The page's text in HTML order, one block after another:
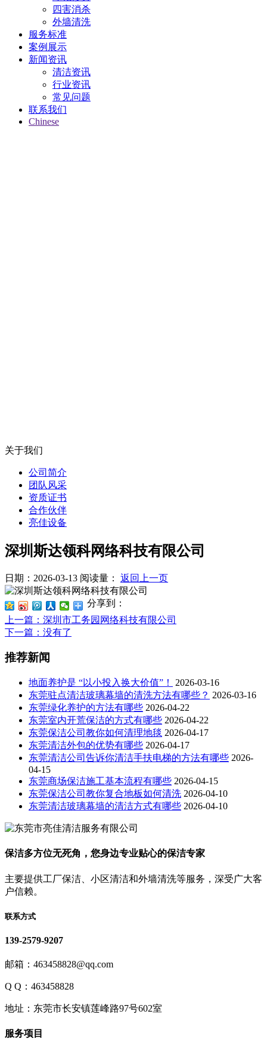
四害消杀
外墙清洗
服务标准
案例展示
新闻资讯
清洁资讯
行业资讯
常见问题
联系我们
Chinese
关于我们
公司简介
团队风采
资质证书
合作伙伴
亮佳设备
深圳斯达领科网络科技有限公司
日期：2026-03-13 阅读量： 返回上一页
分享到：
上一篇 ：深圳市工务园网络科技有限公司
下一篇 ：没有了
推荐新闻
地面养护是 “以小投入换大价值”！
2026-03-16
东莞驻点清洁玻璃幕墙的清洗方法有哪些？ 2026-03-16
东莞绿化养护的方法有哪些 2026-04-22
东莞室内开荒保洁的方式有哪些 2026-04-22
东莞保洁公司教你如何清理地毯 2026-04-17
东莞清洁外包的优势有哪些 2026-04-17
东莞清洁公司告诉你清洁手扶电梯的方法有哪些 2026-
04-15
东莞商场保洁施工基本流程有哪些 2026-04-15
东莞保洁公司教你复合地板如何清洗 2026-04-10
东莞清洁玻璃幕墙的清洁方式有哪些 2026-04-10
保洁多方位无死角，您身边专业贴心的保洁专家
主要提供工厂保洁、小区清洁和外墙清洗等服务，深受广大客
户信赖。
联系方式
139-2579-9207
邮箱：463458828@qq.com
Q Q：463458828
地址：东莞市长安镇莲峰路97号602室
服务项目